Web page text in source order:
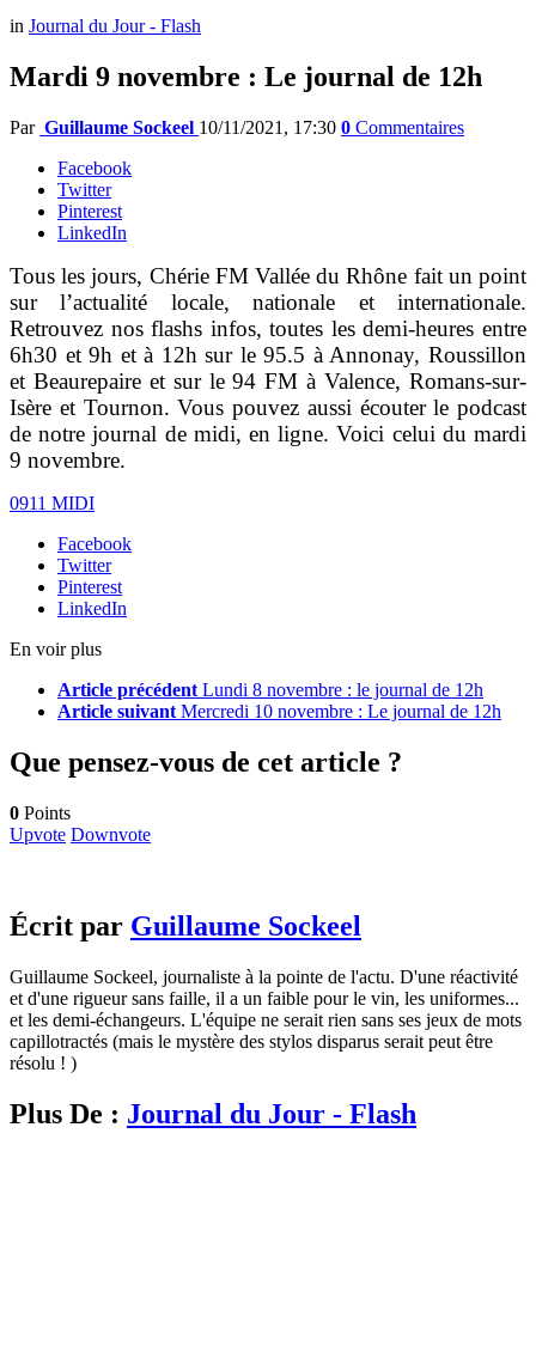
in Journal du Jour - Flash
Mardi 9 novembre : Le journal de 12h
Par Guillaume Sockeel 10/11/2021, 17:30 0 Commentaires
Facebook
Twitter
Pinterest
LinkedIn
Tous les jours, Chérie FM Vallée du Rhône fait un point
sur l’actualité locale, nationale et internationale.
Retrouvez nos flashs infos, toutes les demi-heures entre
6h30 et 9h et à 12h sur le 95.5 à Annonay, Roussillon
et Beaurepaire et sur le 94 FM à Valence, Romans-sur-
Isère et Tournon. Vous pouvez aussi écouter le podcast
de notre journal de midi, en ligne. Voici celui du mardi
9 novembre.
0911 MIDI
Facebook
Twitter
Pinterest
LinkedIn
En voir plus
Article précédent Lundi 8 novembre : le journal de 12h
Article suivant Mercredi 10 novembre : Le journal de 12h
Que pensez-vous de cet article ?
0 Points
Upvote Downvote
Écrit par Guillaume Sockeel
Guillaume Sockeel, journaliste à la pointe de l'actu. D'une réactivité
et d'une rigueur sans faille, il a un faible pour le vin, les uniformes...
et les demi-échangeurs. L'équipe ne serait rien sans ses jeux de mots
capillotractés (mais le mystère des stylos disparus serait peut être
résolu ! )
Plus De : Journal du Jour - Flash